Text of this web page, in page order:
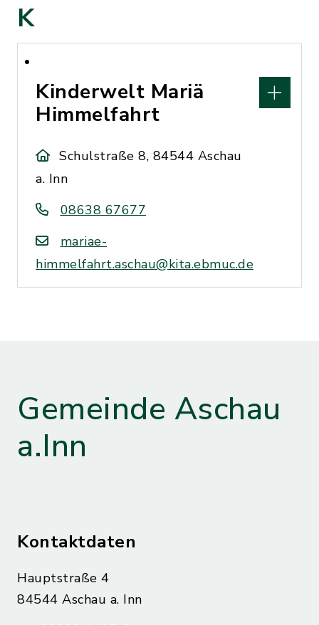
K
Kinderwelt Mariä
Himmelfahrt
Schulstraße 8, 84544 Aschau
a. Inn
08638 67677
mariae-
himmelfahrt.aschau@kita.ebmuc.de
Gemeinde Aschau
a.Inn
Kontaktdaten
Hauptstraße 4
84544 Aschau a. Inn